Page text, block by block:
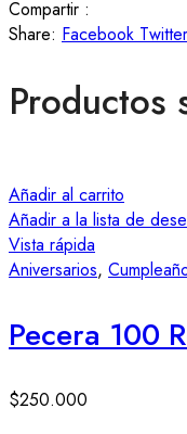
Compartir :
Share: Facebook Twitter
Productos
Añadir al carrito
Añadir a la lista de
Vista rápida
Aniversarios,
Pecera 100
$250.000